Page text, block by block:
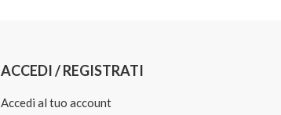
ACCEDI / REGISTRATI
Accedi al tuo account